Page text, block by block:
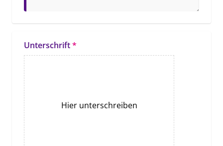
Unterschrift*
Hier unterschreiben